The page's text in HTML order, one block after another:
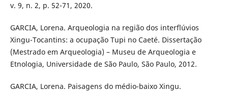
v. 9, n. 2, p. 52-71, 2020.
GARCIA, Lorena. Arqueologia na região dos interflúvios
Xingu-Tocantins: a ocupação Tupi no Caeté. Dissertação
(Mestrado em Arqueologia) – Museu de Arqueologia e
Etnologia, Universidade de São Paulo, São Paulo, 2012.
GARCIA, Lorena. Paisagens do médio-baixo Xingu.